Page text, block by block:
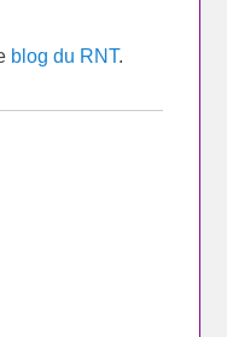
blog du RNT.